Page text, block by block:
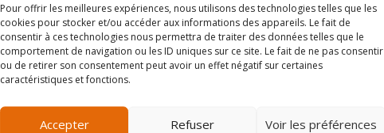
Pour offrir les meilleures expériences, nous utilisons des technologies telles que les
cookies pour stocker et/ou accéder aux informations des appareils. Le fait de
consentir à ces technologies nous permettra de traiter des données telles que le
comportement de navigation ou les ID uniques sur ce site. Le fait de ne pas consentir
ou de retirer son consentement peut avoir un effet négatif sur certaines
caractéristiques et fonctions.
Accepter Refuser Voir les préférences